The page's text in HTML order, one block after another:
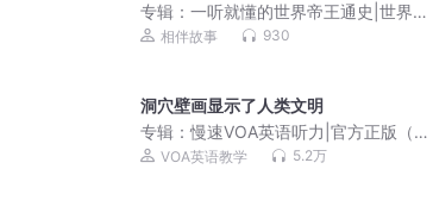
专辑：一听就懂的世界帝王通史|世界通
史 相伴故事 930
洞穴壁画显示了人类文明
专辑：慢速VOA英语听力|官方正版（附
文稿）
VOA英语教学 5.2万